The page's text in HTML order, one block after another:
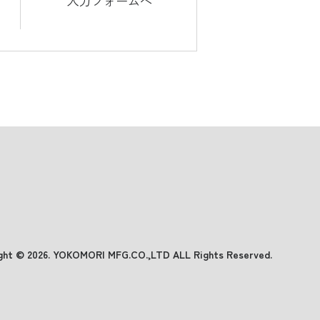
© 2026. YOKOMORI MFG.CO.,LTD ALL Rights Reserved.